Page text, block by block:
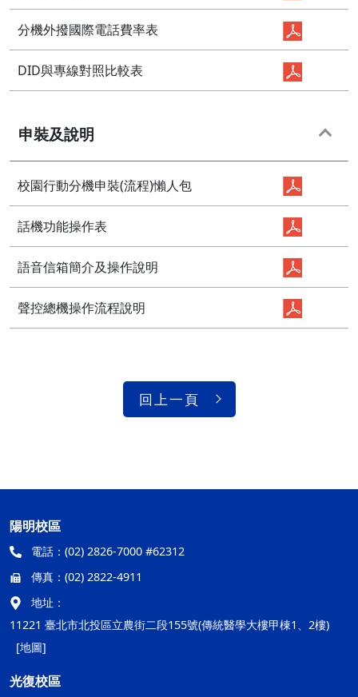
分機外撥國際電話費率表
DID與專線對照比較表
申裝及說明
校園行動分機申裝(流程)懶人包
話機功能操作表
語音信箱簡介及操作說明
聲控總機操作流程說明
回上一頁
陽明校區
電話： (02) 2826-7000 #62312
傳真： (02) 2822-4911
地址：
11221 臺北市北投區立農街二段155號(傳統醫學大樓甲棟1、2樓)
[地圖]
光復校區